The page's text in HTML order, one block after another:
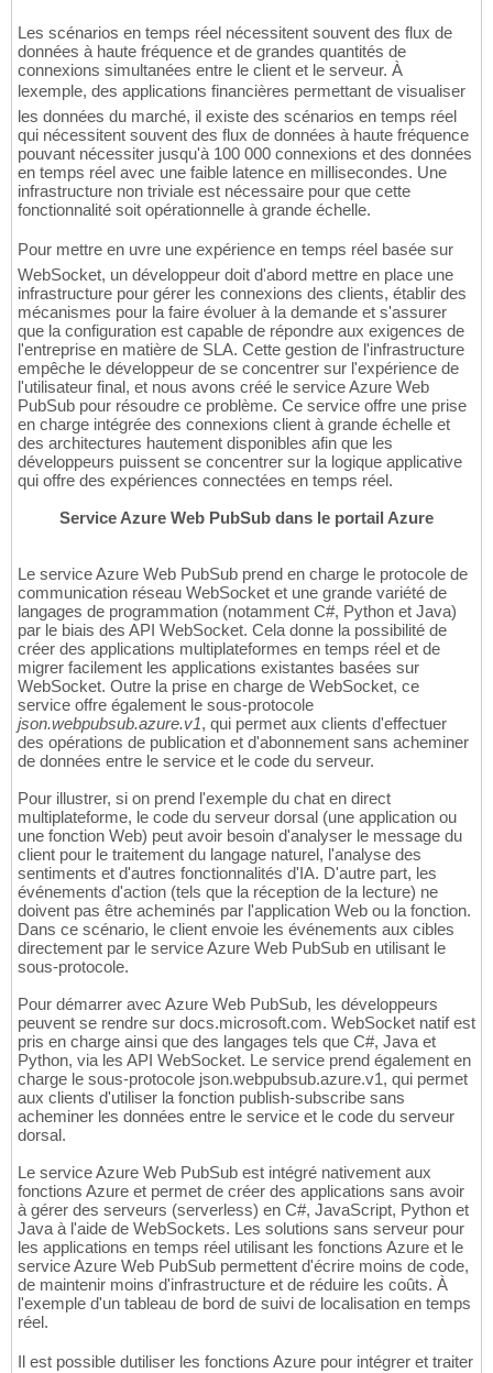
Les scénarios en temps réel nécessitent souvent des flux de
données à haute fréquence et de grandes quantités de
connexions simultanées entre le client et le serveur. À
lexemple, des applications financières permettant de visualiser
les données du marché, il existe des scénarios en temps réel
qui nécessitent souvent des flux de données à haute fréquence
pouvant nécessiter jusqu'à 100 000 connexions et des données
en temps réel avec une faible latence en millisecondes. Une
infrastructure non triviale est nécessaire pour que cette
fonctionnalité soit opérationnelle à grande échelle.
Pour mettre en uvre une expérience en temps réel basée sur
WebSocket, un développeur doit d'abord mettre en place une
infrastructure pour gérer les connexions des clients, établir des
mécanismes pour la faire évoluer à la demande et s'assurer
que la configuration est capable de répondre aux exigences de
l'entreprise en matière de SLA. Cette gestion de l'infrastructure
empêche le développeur de se concentrer sur l'expérience de
l'utilisateur final, et nous avons créé le service Azure Web
PubSub pour résoudre ce problème. Ce service offre une prise
en charge intégrée des connexions client à grande échelle et
des architectures hautement disponibles afin que les
développeurs puissent se concentrer sur la logique applicative
qui offre des expériences connectées en temps réel.
Service Azure Web PubSub dans le portail Azure
Le service Azure Web PubSub prend en charge le protocole de
communication réseau WebSocket et une grande variété de
langages de programmation (notamment C#, Python et Java)
par le biais des API WebSocket. Cela donne la possibilité de
créer des applications multiplateformes en temps réel et de
migrer facilement les applications existantes basées sur
WebSocket. Outre la prise en charge de WebSocket, ce
service offre également le sous-protocole
json.webpubsub.azure.v1, qui permet aux clients d'effectuer
des opérations de publication et d'abonnement sans acheminer
de données entre le service et le code du serveur.
Pour illustrer, si on prend l'exemple du chat en direct
multiplateforme, le code du serveur dorsal (une application ou
une fonction Web) peut avoir besoin d'analyser le message du
client pour le traitement du langage naturel, l'analyse des
sentiments et d'autres fonctionnalités d'IA. D'autre part, les
événements d'action (tels que la réception de la lecture) ne
doivent pas être acheminés par l'application Web ou la fonction.
Dans ce scénario, le client envoie les événements aux cibles
directement par le service Azure Web PubSub en utilisant le
sous-protocole.
Pour démarrer avec Azure Web PubSub, les développeurs
peuvent se rendre sur docs.microsoft.com. WebSocket natif est
pris en charge ainsi que des langages tels que C#, Java et
Python, via les API WebSocket. Le service prend également en
charge le sous-protocole json.webpubsub.azure.v1, qui permet
aux clients d'utiliser la fonction publish-subscribe sans
acheminer les données entre le service et le code du serveur
dorsal.
Le service Azure Web PubSub est intégré nativement aux
fonctions Azure et permet de créer des applications sans avoir
à gérer des serveurs (serverless) en C#, JavaScript, Python et
Java à l'aide de WebSockets. Les solutions sans serveur pour
les applications en temps réel utilisant les fonctions Azure et le
service Azure Web PubSub permettent d'écrire moins de code,
de maintenir moins d'infrastructure et de réduire les coûts. À
l'exemple d'un tableau de bord de suivi de localisation en temps
réel.
Il est possible dutiliser les fonctions Azure pour intégrer et traiter